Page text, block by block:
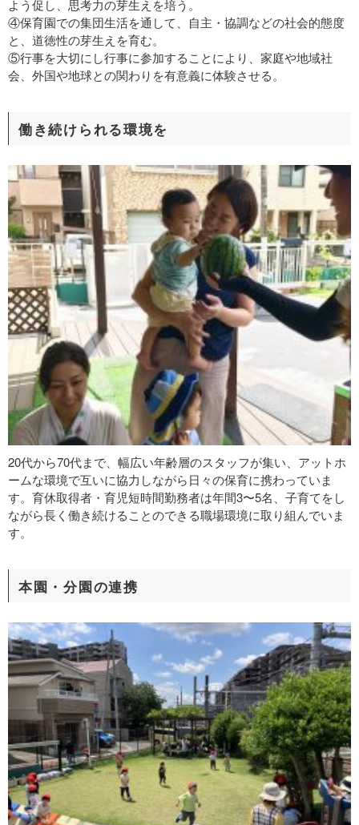
よう促し、思考力の芽生えを培う。
④保育園での集団生活を通して、自主・協調などの社会的態度
と、道徳性の芽生えを育む。
⑤行事を大切にし行事に参加することにより、家庭や地域社
会、外国や地球との関わりを有意義に体験させる。
働き続けられる環境を
20代から70代まで、幅広い年齢層のスタッフが集い、アットホ
ームな環境で互いに協力しながら日々の保育に携わっていま
す。育休取得者・育児短時間勤務者は年間3〜5名、子育てをし
ながら長く働き続けることのできる職場環境に取り組んでいま
す。
本園・分園の連携